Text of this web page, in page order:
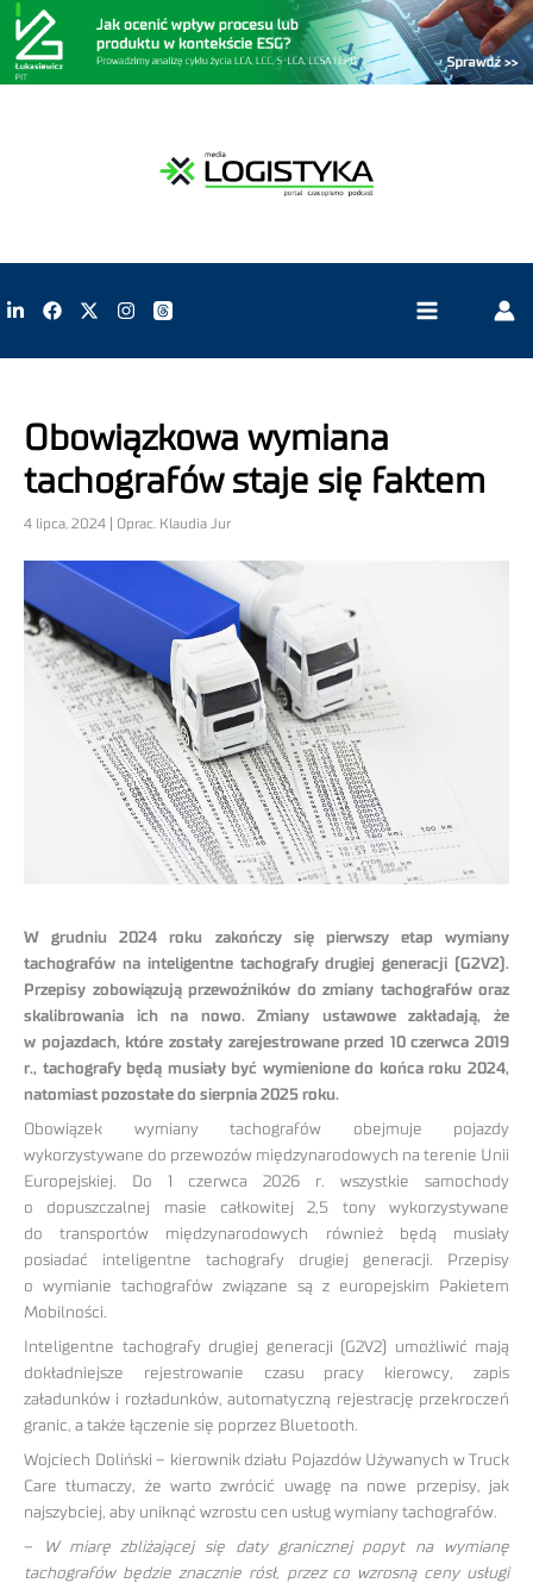
Obowiązkowa wymiana
tachografów staje się faktem
4 lipca, 2024 | Oprac. Klaudia Jur
W grudniu 2024 roku zakończy się pierwszy etap wymiany
tachografów na inteligentne tachografy drugiej generacji (G2V2).
Przepisy zobowiązują przewoźników do zmiany tachografów oraz
skalibrowania ich na nowo. Zmiany ustawowe zakładają, że
w pojazdach, które zostały zarejestrowane przed 10 czerwca 2019
r., tachografy będą musiały być wymienione do końca roku 2024,
natomiast pozostałe do sierpnia 2025 roku.
Obowiązek wymiany tachografów obejmuje pojazdy
wykorzystywane do przewozów międzynarodowych na terenie Unii
Europejskiej. Do 1 czerwca 2026 r. wszystkie samochody
o dopuszczalnej masie całkowitej 2,5 tony wykorzystywane
do transportów międzynarodowych również będą musiały
posiadać inteligentne tachografy drugiej generacji. Przepisy
o wymianie tachografów związane są z europejskim Pakietem
Mobilności.
Inteligentne tachografy drugiej generacji (G2V2) umożliwić mają
dokładniejsze rejestrowanie czasu pracy kierowcy, zapis
załadunków i rozładunków, automatyczną rejestrację przekroczeń
granic, a także łączenie się poprzez Bluetooth.
Wojciech Doliński – kierownik działu Pojazdów Używanych w Truck
Care tłumaczy, że warto zwrócić uwagę na nowe przepisy, jak
najszybciej, aby uniknąć wzrostu cen usług wymiany tachografów.
–
W miarę zbliżającej się daty granicznej popyt na wymianę
tachografów będzie znacznie rósł, przez co wzrosną ceny usługi